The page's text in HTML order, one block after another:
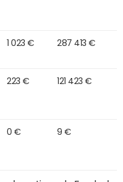
1 023 € 287 413 €
223 € 121 423 €
0 € 9 €